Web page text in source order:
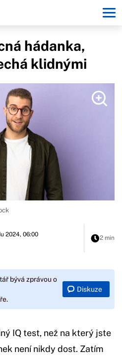
hádanka,
klidnými
2024, 06:00
2 min
bývá zprávou o
Diskuze
IQ test, než na který jste
není nikdy dost. Zatím